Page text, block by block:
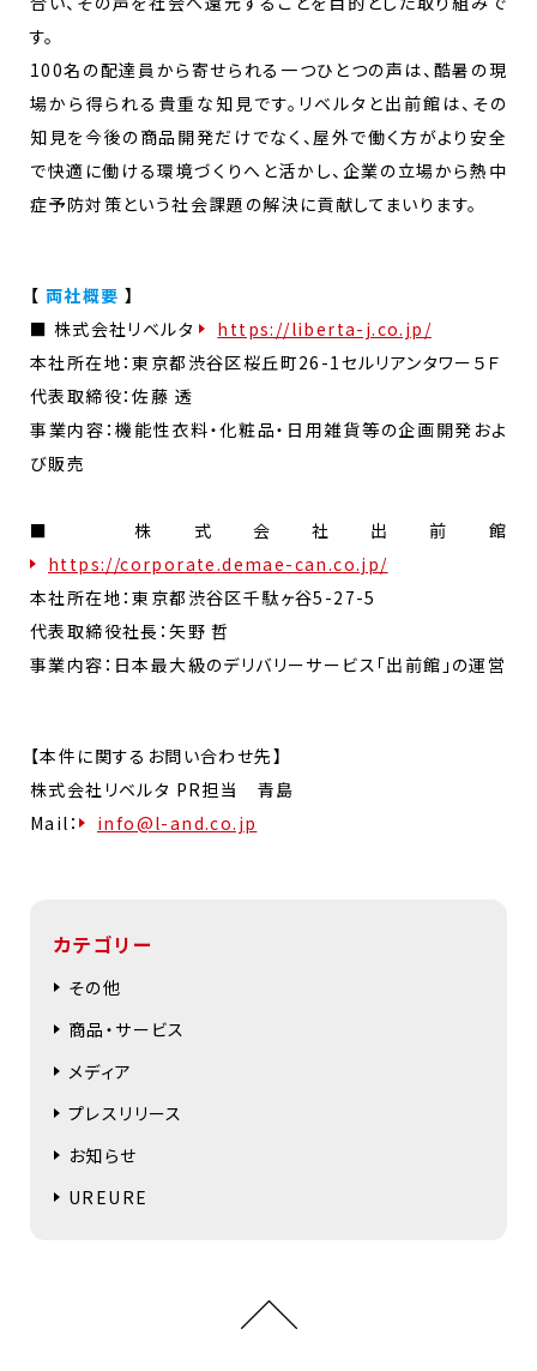
す。
100名の配達員から寄せられる一つひとつの声は、酷暑の現
場から得られる貴重な知見です。リベルタと出前館は、その
知見を今後の商品開発だけでなく、屋外で働く方がより安全
で快適に働ける環境づくりへと活かし、企業の立場から熱中
症予防対策という社会課題の解決に貢献してまいります。
【 両社概要 】
■ 株式会社リベルタ
https://liberta-j.co.jp/
本社所在地：東京都渋谷区桜丘町26-1セルリアンタワー５Ｆ
代表取締役：佐藤 透
事業内容：機能性衣料・化粧品・日用雑貨等の企画開発およ
び販売
■ 株式会社出前館
https://corporate.demae-can.co.jp/
本社所在地：東京都渋谷区千駄ヶ谷5-27-5
代表取締役社長：矢野 哲
事業内容：日本最大級のデリバリーサービス「出前館」の運営
【本件に関するお問い合わせ先】
株式会社リベルタ PR担当 青島
Mail：
info@l-and.co.jp
カテゴリー
その他
商品・サービス
メディア
プレスリリース
お知らせ
UREURE